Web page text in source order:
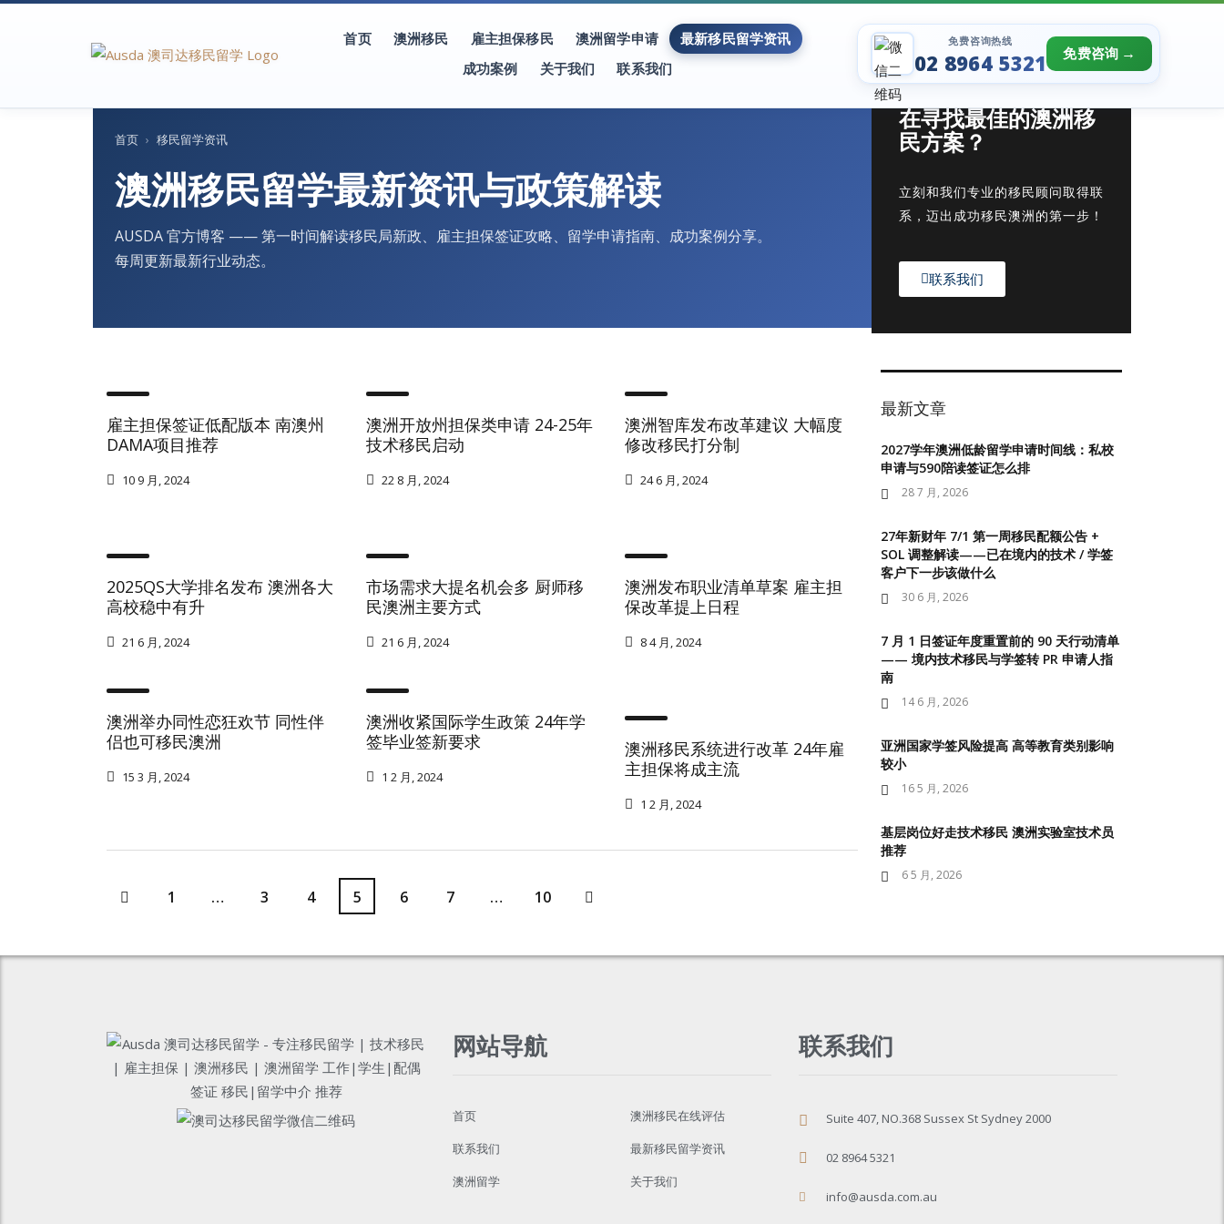
首页 澳洲移民 雇主担保移民 澳洲留学申请
最新移民留学资讯
成功案例
关于我们 联系我们
免费咨询热线
02 8964 5321 免费咨询
首页 › 移民留学资讯
澳洲移民留学最新资讯与政策解读
AUSDA 官方博客 —— 第一时间解读移民局新政、雇主担保签证攻略、留学申请指南、成功案例分享。
每周更新最新行业动态。
雇主担保签证低配版本 南澳州
DAMA项目推荐
10 9 月, 2024
澳洲开放州担保类申请 24-25年
技术移民启动
22 8 月, 2024
澳洲智库发布改革建议 大幅度
修改移民打分制
24 6 月, 2024
2025QS大学排名发布 澳洲各大
高校稳中有升
21 6 月, 2024
市场需求大提名机会多 厨师移
民澳洲主要方式
21 6 月, 2024
澳洲发布职业清单草案 雇主担
保改革提上日程
8 4 月, 2024
澳洲举办同性恋狂欢节 同性伴
侣也可移民澳洲
15 3 月, 2024
澳洲收紧国际学生政策 24年学
签毕业签新要求
1 2 月, 2024
澳洲移民系统进行改革 24年雇
主担保将成主流
1 2 月, 2024
1 … 3 4 5 6 7 … 10
在寻找最佳的澳洲移
民方案？
立刻和我们专业的移民顾问取得联
系，迈出成功移民澳洲的第一步！
联系我们
最新文章
2027学年澳洲低龄留学申请时间线：私校
申请与590陪读签证怎么排
28 7 月, 2026
27年新财年 7/1 第一周移民配额公告 +
SOL 调整解读——已在境内的技术 / 学签
客户下一步该做什么
30 6 月, 2026
7 月 1 日签证年度重置前的 90 天行动清单
—— 境内技术移民与学签转 PR 申请人指
南
14 6 月, 2026
亚洲国家学签风险提高 高等教育类别影响
较小
16 5 月, 2026
基层岗位好走技术移民 澳洲实验室技术员
推荐
6 5 月, 2026
网站导航
首页
澳洲移民在线评估
联系我们
最新移民留学资讯
澳洲留学
关于我们
联系我们
Suite 407, NO.368 Sussex St Sydney 2000
02 8964 5321
info@ausda.com.au